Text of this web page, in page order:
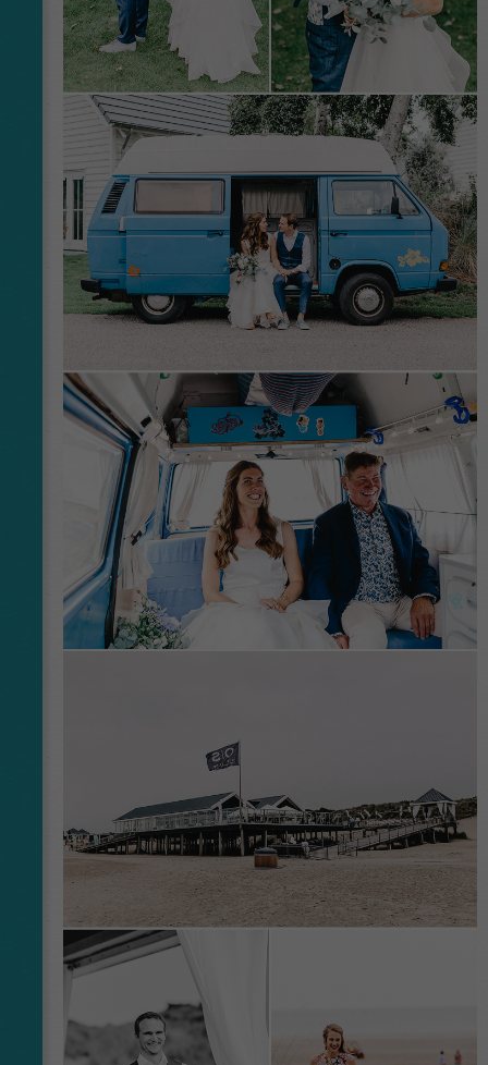
Name _ga
Anbieter Google Analytics
Laufzeit 2 Jahre
Zweck
This cookie is installed by Google Analytics.
The cookie is used to calculate visitor,
session, campaign data and keep track of site
usage for the site's analytics report. The
cookies store information anonymously and
assign a randomly generated number to
identify unique visitors.
Name _gid
Anbieter Google Analytics
1 Tag
Zweck
This cookie is installed by Google Analytics.
The cookie is used to store information of
how visitors use a website and helps in
creating an analytics report of how the
website is doing. The data collected including
the number visitors, the source where they
have come from, and the pages visited in an
Google Tagmanager
Laufzeit 1 Day
Zweck
This cookie is installed by Google Analytics.
The cookie is used to store information of
how visitors use a website and helps in
creating an analytics report of how the
the number visitors, the source where they
have come from, and the pages viisted in an
anonymous form.